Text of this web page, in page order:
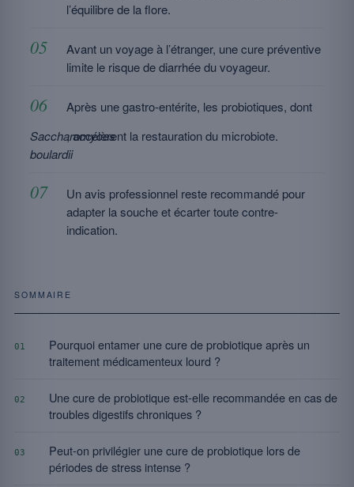
l’équilibre de la flore.
Avant un voyage à l’étranger, une cure préventive
limite le risque de diarrhée du voyageur.
Après une gastro-entérite, les probiotiques, dont
Saccharomyces
boulardii
, accélèrent la restauration du microbiote.
Un avis professionnel reste recommandé pour
adapter la souche et écarter toute contre-
indication.
SOMMAIRE
01
Pourquoi entamer une cure de probiotique après un
traitement médicamenteux lourd ?
02
Une cure de probiotique est-elle recommandée en cas de
troubles digestifs chroniques ?
03
Peut-on privilégier une cure de probiotique lors de
périodes de stress intense ?